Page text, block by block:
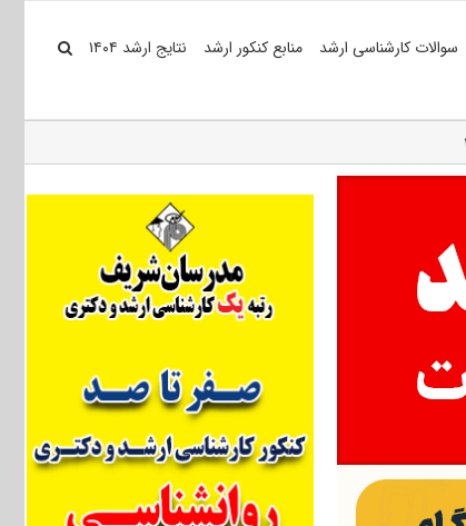
سوالات کارشناسی ارشد منابع کنکور ارشد نتایج ارشد ۱۴۰۴